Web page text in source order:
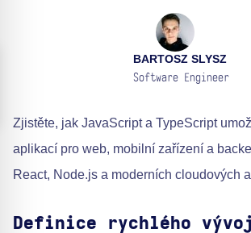
BARTOSZ SLYSZ
Software Engineer
Zjistěte, jak JavaScript a TypeScript
aplikací pro web, mobilní zařízení a
React, Node.js a moderních cloudových
Definice rychlého